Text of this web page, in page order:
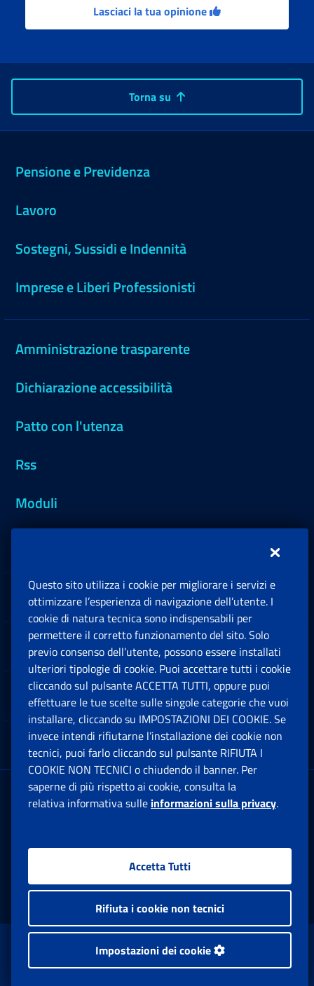
Lasciaci la tua opinione
Torna su
Pensione e Previdenza
Lavoro
Sostegni, Sussidi e Indennità
Imprese e Liberi Professionisti
Amministrazione trasparente
Dichiarazione accessibilità
Patto con l'utenza
Rss
Moduli
Sedi e Contatti
Software
Note Legali
App mobile
Sede Legale : Via Ciro il Grande, 21
00144 Roma
Facebook: Apre una nuova finestra
Twitter: Apre una nuova finestra
Whatsapp: Apre una nuova
Youtube: Apre una
Instagram:
www.inps.gov.it © 1997-2026
Istituto Nazionale Previdenza Sociale.
Questo sito utilizza i cookie per migliorare i servizi e
ottimizzare l’esperienza di navigazione dell’utente. I
cookie di natura tecnica sono indispensabili per
permettere il corretto funzionamento del sito. Solo
previo consenso dell’utente, possono essere installati
ulteriori tipologie di cookie. Puoi accettare tutti i cookie
cliccando sul pulsante ACCETTA TUTTI, oppure puoi
effettuare le tue scelte sulle singole categorie che vuoi
installare, cliccando su IMPOSTAZIONI DEI COOKIE. Se
invece intendi rifiutarne l’installazione dei cookie non
tecnici, puoi farlo cliccando sul pulsante RIFIUTA I
COOKIE NON TECNICI o chiudendo il banner. Per
saperne di più rispetto ai cookie, consulta la
relativa informativa sulle informazioni sulla privacy.
Accetta Tutti
Rifiuta i cookie non tecnici
Impostazioni dei cookie